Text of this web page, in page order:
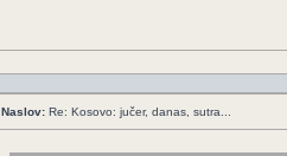
Naslov: Re: Kosovo: jučer, danas, sutra...